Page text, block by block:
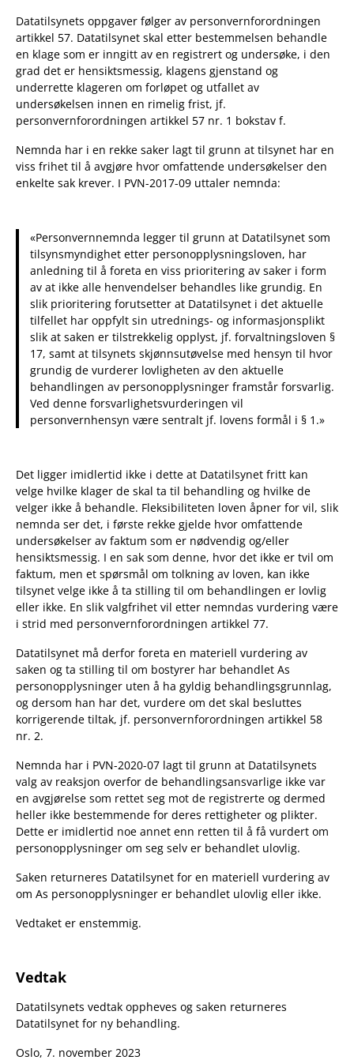
Datatilsynets oppgaver følger av personvernforordningen
artikkel 57. Datatilsynet skal etter bestemmelsen behandle
en klage som er inngitt av en registrert og undersøke, i den
grad det er hensiktsmessig, klagens gjenstand og
underrette klageren om forløpet og utfallet av
undersøkelsen innen en rimelig frist, jf.
personvernforordningen artikkel 57 nr. 1 bokstav f.
Nemnda har i en rekke saker lagt til grunn at tilsynet har en
viss frihet til å avgjøre hvor omfattende undersøkelser den
enkelte sak krever. I PVN-2017-09 uttaler nemnda:
«Personvernnemnda legger til grunn at Datatilsynet som
tilsynsmyndighet etter personopplysningsloven, har
anledning til å foreta en viss prioritering av saker i form
av at ikke alle henvendelser behandles like grundig. En
slik prioritering forutsetter at Datatilsynet i det aktuelle
tilfellet har oppfylt sin utrednings- og informasjonsplikt
slik at saken er tilstrekkelig opplyst, jf. forvaltningsloven §
17, samt at tilsynets skjønnsutøvelse med hensyn til hvor
grundig de vurderer lovligheten av den aktuelle
behandlingen av personopplysninger framstår forsvarlig.
Ved denne forsvarlighetsvurderingen vil
personvernhensyn være sentralt jf. lovens formål i § 1.»
Det ligger imidlertid ikke i dette at Datatilsynet fritt kan
velge hvilke klager de skal ta til behandling og hvilke de
velger ikke å behandle. Fleksibiliteten loven åpner for vil, slik
nemnda ser det, i første rekke gjelde hvor omfattende
undersøkelser av faktum som er nødvendig og/eller
hensiktsmessig. I en sak som denne, hvor det ikke er tvil om
faktum, men et spørsmål om tolkning av loven, kan ikke
tilsynet velge ikke å ta stilling til om behandlingen er lovlig
eller ikke. En slik valgfrihet vil etter nemndas vurdering være
i strid med personvernforordningen artikkel 77.
Datatilsynet må derfor foreta en materiell vurdering av
saken og ta stilling til om bostyrer har behandlet As
personopplysninger uten å ha gyldig behandlingsgrunnlag,
og dersom han har det, vurdere om det skal besluttes
korrigerende tiltak, jf. personvernforordningen artikkel 58
nr. 2.
Nemnda har i PVN-2020-07 lagt til grunn at Datatilsynets
valg av reaksjon overfor de behandlingsansvarlige ikke var
en avgjørelse som rettet seg mot de registrerte og dermed
heller ikke bestemmende for deres rettigheter og plikter.
Dette er imidlertid noe annet enn retten til å få vurdert om
personopplysninger om seg selv er behandlet ulovlig.
Saken returneres Datatilsynet for en materiell vurdering av
om As personopplysninger er behandlet ulovlig eller ikke.
Vedtaket er enstemmig.
Vedtak
Datatilsynets vedtak oppheves og saken returneres
Datatilsynet for ny behandling.
Oslo, 7. november 2023